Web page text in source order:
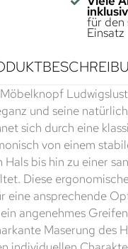
für den
Einsatz
und seine
sich durch eine
von einem
Hals bis hin zu einer
Diese
eine ansprechende
angenehmes
Maserung des